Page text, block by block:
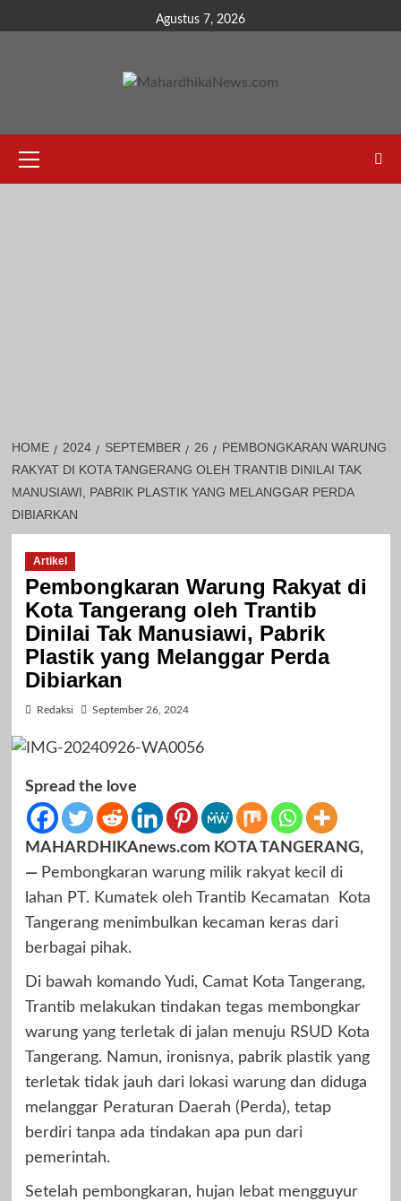
to
Agustus 7, 2026
Menu
HOME 2024 SEPTEMBER 26
PEMBONGKARAN WARUNG
RAKYAT DI KOTA TANGERANG OLEH TRANTIB DINILAI TAK
MANUSIAWI, PABRIK PLASTIK YANG MELANGGAR PERDA
DIBIARKAN
Artikel
Pembongkaran Warung Rakyat di
Kota Tangerang oleh Trantib
Dinilai Tak Manusiawi, Pabrik
Plastik yang Melanggar Perda
Dibiarkan
Redaksi September 26, 2024
Spread the love
MAHARDHIKAnews.com KOTA TANGERANG,
— Pembongkaran warung milik rakyat kecil di
lahan PT. Kumatek oleh Trantib Kecamatan Kota
Tangerang menimbulkan kecaman keras dari
berbagai pihak.
Di bawah komando Yudi, Camat Kota Tangerang,
Trantib melakukan tindakan tegas membongkar
warung yang terletak di jalan menuju RSUD Kota
Tangerang. Namun, ironisnya, pabrik plastik yang
terletak tidak jauh dari lokasi warung dan diduga
melanggar Peraturan Daerah (Perda), tetap
berdiri tanpa ada tindakan apa pun dari
pemerintah.
Setelah pembongkaran, hujan lebat mengguyur